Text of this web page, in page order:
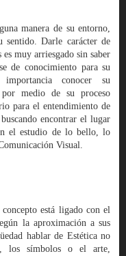
manera de su entorno,
sentido. Darle carácter de
muy arriesgado sin saber
de conocimiento para su
conocer su
medio de su proceso
para el entendimiento de
encontrar el lugar
el estudio de lo bello, lo
Visual.
está ligado con el
la aproximación a sus
hablar de Estética no
los símbolos o el arte,